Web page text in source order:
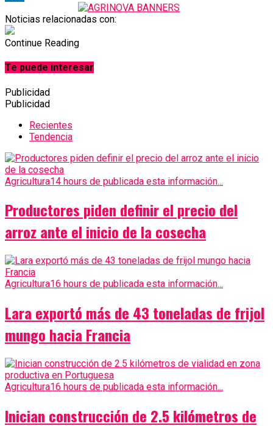
Noticias relacionadas con:
Continue Reading
Te puede interesar
Publicidad
Publicidad
Recientes
Tendencia
Agricultura14 hours de publicada esta información...
Productores piden definir el precio del
arroz ante el inicio de la cosecha
Agricultura16 hours de publicada esta información...
Lara exportó más de 43 toneladas de frijol
mungo hacia Francia
Agricultura16 hours de publicada esta información...
Inician construcción de 2.5 kilómetros de